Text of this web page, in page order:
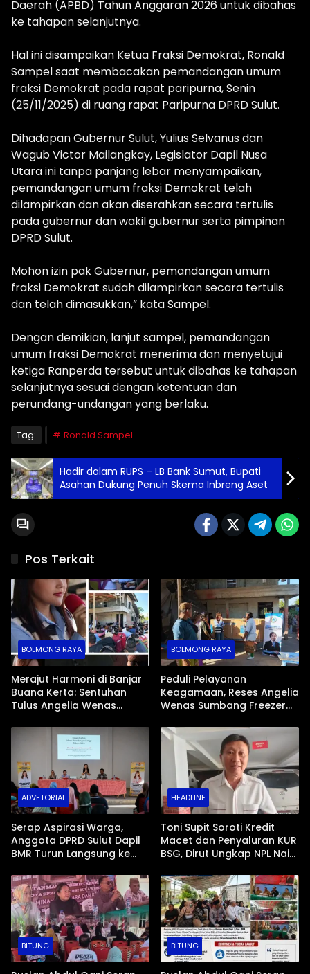
Daerah (APBD) Tahun Anggaran 2026 untuk dibahas
ke tahapan selanjutnya.
Hal ini disampaikan Ketua Fraksi Demokrat, Ronald
Sampel saat membacakan pemandangan umum
fraksi Demokrat pada rapat paripurna, Senin
(25/11/2025) di ruang rapat Paripurna DPRD Sulut.
Dihadapan Gubernur Sulut, Yulius Selvanus dan
Wagub Victor Mailangkay, Legislator Dapil Nusa
Utara ini tanpa panjang lebar menyampaikan,
pemandangan umum fraksi Demokrat telah
dilampirkan dan akan diserahkan secara tertulis
pada gubernur dan wakil gubernur serta pimpinan
DPRD Sulut.
Mohon izin pak Gubernur, pemandangan umum
fraksi Demokrat sudah dilampirkan secara tertulis
dan telah dimasukkan,” kata Sampel.
Dengan demikian, lanjut sampel, pemandangan
umum fraksi Demokrat menerima dan menyetujui
ketiga Ranperda tersebut untuk dibahas ke tahapan
selanjutnya sesuai dengan ketentuan dan
perundang-undangan yang berlaku.
Tag: Ronald Sampel
Hadir dalam RUPS – LB Bank Sumut, Bupati
Asahan Dukung Penuh Skema Inbreng Aset
Pos Terkait
BOLMONG RAYA
Merajut Harmoni di Banjar
Buana Kerta: Sentuhan
Tulus Angelia Wenas
Mopugad
BOLMONG RAYA
Peduli Pelayanan
Keagamaan, Reses Angelia
Wenas Sumbang Freezer
di Mopugad Bolmong
ADVETORIAL
Serap Aspirasi Warga,
Anggota DPRD Sulut Dapil
BMR Turun Langsung ke
HEADLINE
Toni Supit Soroti Kredit
Macet dan Penyaluran KUR
BSG, Dirut Ungkap NPL Naik
BITUNG BITUNG